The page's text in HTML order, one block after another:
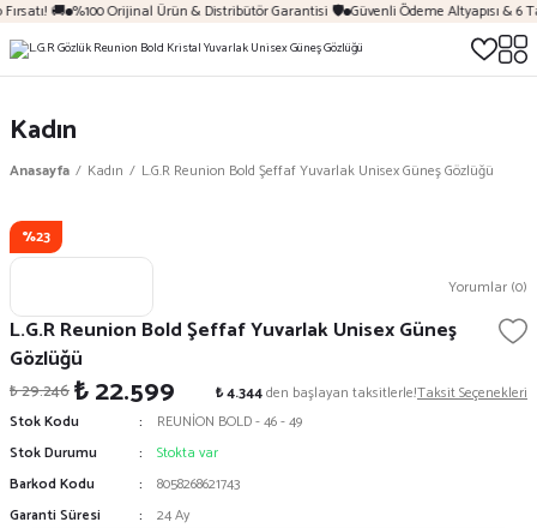
🚚 %100 Orijinal Ürün & Distribütör Garantisi 🛡️ Güvenli Ödeme Altyapısı & 6
Kadın
Anasayfa Kadın L.G.R Reunion Bold Şeffaf Yuvarlak Unisex Güneş Gözlüğü
%23
Yorumlar (0)
L.G.R Reunion Bold Şeffaf Yuvarlak Unisex Güneş
Gözlüğü
₺ 29.246₺ 22.599 ₺ 4.344den başlayan taksitlerle!Taksit Seçenekleri
Stok Kodu
REUNİON BOLD - 46 - 49
Stok Durumu
Stokta var
Barkod Kodu
8058268621743
Garanti Süresi
24 Ay